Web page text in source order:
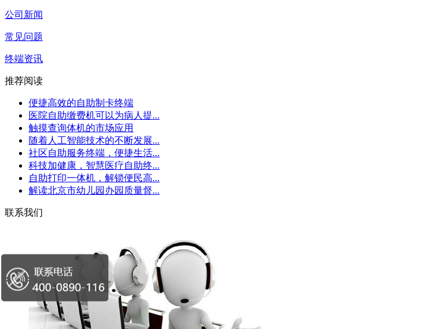
公司新闻
常见问题
终端资讯
推荐阅读
便捷高效的自助制卡终端
医院自助缴费机可以为病人提...
触摸查询体机的市场应用
随着人工智能技术的不断发展...
社区自助服务终端，便捷生活...
科技加健康，智慧医疗自助终...
自助打印一体机，解锁便民高...
解读北京市幼儿园办园质量督...
联系我们